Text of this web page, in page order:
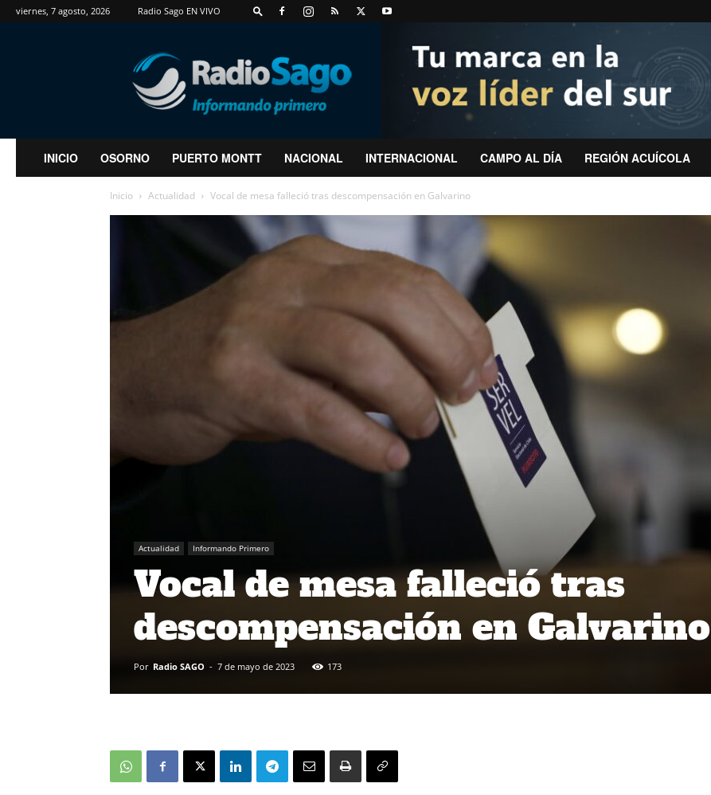
viernes, 7 agosto, 2026 Radio Sago EN VIVO
RadioSago
INICIO OSORNO PUERTO MONTT NACIONAL INTERNACIONAL CAMPO AL DÍA REGIÓN ACUÍCOLA
Inicio Actualidad Vocal de mesa falleció tras descompensación en Galvarino
Actualidad Informando Primero
Vocal de mesa falleció tras
descompensación en Galvarino
Por Radio SAGO - 7 de mayo de 2023 173